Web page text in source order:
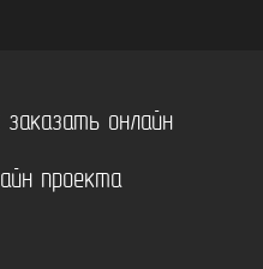
заказать онлайн
проекта